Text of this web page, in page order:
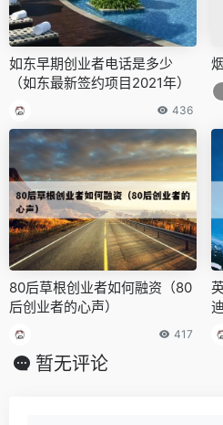
如东早期创业者电话是多少
（如东最新签约项目2021年）
436
80后草根创业者如何融资（80
后创业者的心声）
417
暂无评论